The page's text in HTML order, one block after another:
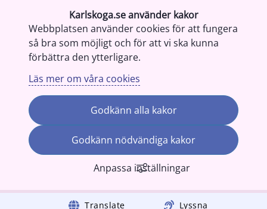
Karlskoga.se använder kakor
Webbplatsen använder cookies för att fungera
så bra som möjligt och för att vi ska kunna
förbättra den ytterligare.
Läs mer om våra cookies
Godkänn alla kakor
Godkänn nödvändiga kakor
Anpassa inställningar
Gå till innehåll Translate Lyssna